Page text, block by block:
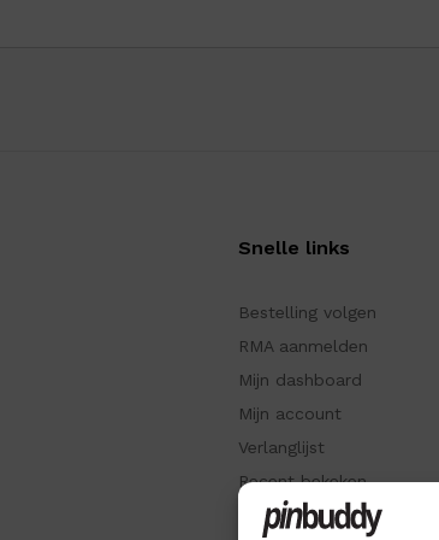
Snelle links
Bestelling volgen
RMA aanmelden
Mijn dashboard
Mijn account
Verlanglijst
Recent bekeken
Kennisbank